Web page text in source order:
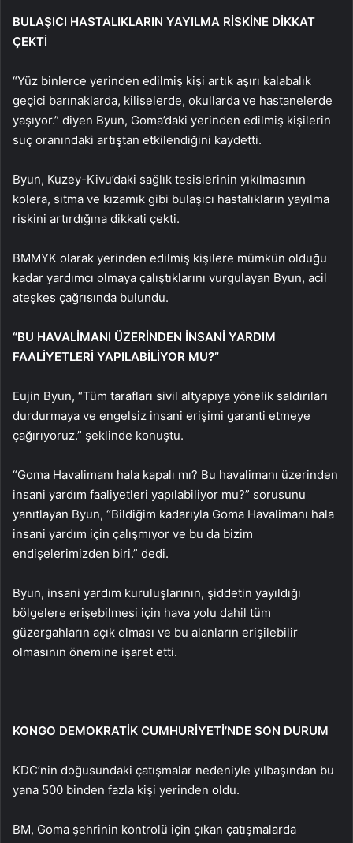
BULAŞICI HASTALIKLARIN YAYILMA RİSKİNE DİKKAT
ÇEKTİ
“Yüz binlerce yerinden edilmiş kişi artık aşırı kalabalık
geçici barınaklarda, kiliselerde, okullarda ve hastanelerde
yaşıyor.” diyen Byun, Goma’daki yerinden edilmiş kişilerin
suç oranındaki artıştan etkilendiğini kaydetti.
Byun, Kuzey-Kivu’daki sağlık tesislerinin yıkılmasının
kolera, sıtma ve kızamık gibi bulaşıcı hastalıkların yayılma
riskini artırdığına dikkati çekti.
BMMYK olarak yerinden edilmiş kişilere mümkün olduğu
kadar yardımcı olmaya çalıştıklarını vurgulayan Byun, acil
ateşkes çağrısında bulundu.
“BU HAVALİMANI ÜZERİNDEN İNSANİ YARDIM
FAALİYETLERİ YAPILABİLİYOR MU?”
Eujin Byun, “Tüm tarafları sivil altyapıya yönelik saldırıları
durdurmaya ve engelsiz insani erişimi garanti etmeye
çağırıyoruz.” şeklinde konuştu.
“Goma Havalimanı hala kapalı mı? Bu havalimanı üzerinden
insani yardım faaliyetleri yapılabiliyor mu?” sorusunu
yanıtlayan Byun, “Bildiğim kadarıyla Goma Havalimanı hala
insani yardım için çalışmıyor ve bu da bizim
endişelerimizden biri.” dedi.
Byun, insani yardım kuruluşlarının, şiddetin yayıldığı
bölgelere erişebilmesi için hava yolu dahil tüm
güzergahların açık olması ve bu alanların erişilebilir
olmasının önemine işaret etti.
KONGO DEMOKRATİK CUMHURİYETİ’NDE SON DURUM
KDC’nin doğusundaki çatışmalar nedeniyle yılbaşından bu
yana 500 binden fazla kişi yerinden oldu.
BM, Goma şehrinin kontrolü için çıkan çatışmalarda